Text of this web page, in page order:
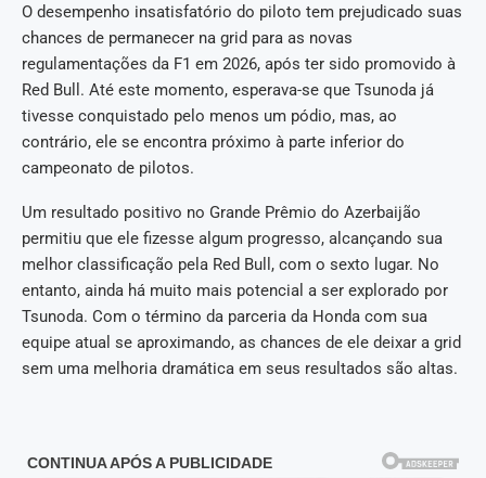
O desempenho insatisfatório do piloto tem prejudicado suas
chances de permanecer na grid para as novas
regulamentações da F1 em 2026, após ter sido promovido à
Red Bull. Até este momento, esperava-se que Tsunoda já
tivesse conquistado pelo menos um pódio, mas, ao
contrário, ele se encontra próximo à parte inferior do
campeonato de pilotos.
Um resultado positivo no Grande Prêmio do Azerbaijão
permitiu que ele fizesse algum progresso, alcançando sua
melhor classificação pela Red Bull, com o sexto lugar. No
entanto, ainda há muito mais potencial a ser explorado por
Tsunoda. Com o término da parceria da Honda com sua
equipe atual se aproximando, as chances de ele deixar a grid
sem uma melhoria dramática em seus resultados são altas.